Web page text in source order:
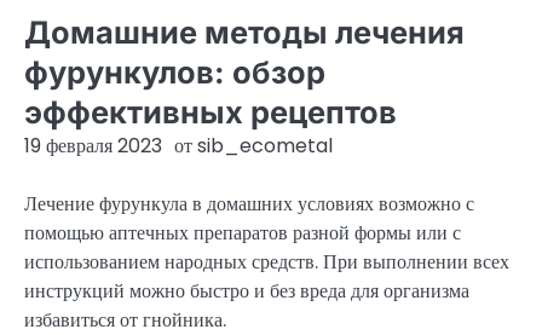
Домашние методы лечения
фурункулов: обзор
эффективных рецептов
19 февраля 2023 отsib_ecometal
Лечение фурункула в домашних условиях возможно с
помощью аптечных препаратов разной формы или с
использованием народных средств. При выполнении всех
инструкций можно быстро и без вреда для организма
избавиться от гнойника.